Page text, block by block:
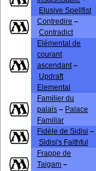
Elusive Spellfist
Contredire –
Contradict
Elémental de
courant
ascendant–
Updraft
Elemental
Familier du
palais – Palace
Familiar
Fidèle de Sidisi –
Sidisi's Faithful
Frappe de
Taigam –